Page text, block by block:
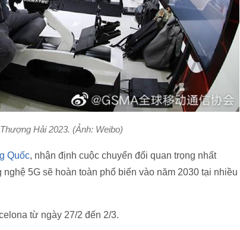
Hải 2023. (Ảnh: Weibo)
Quốc, nhận định cuộc chuyển đổi quan trọng nhất
5G sẽ hoàn toàn phổ biến vào năm 2030 tại nhiều
từ ngày 27/2 đến 2/3.